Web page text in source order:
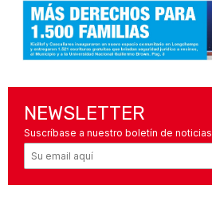
NEWSLETTER
Suscríbase a nuestro boletín de noticias